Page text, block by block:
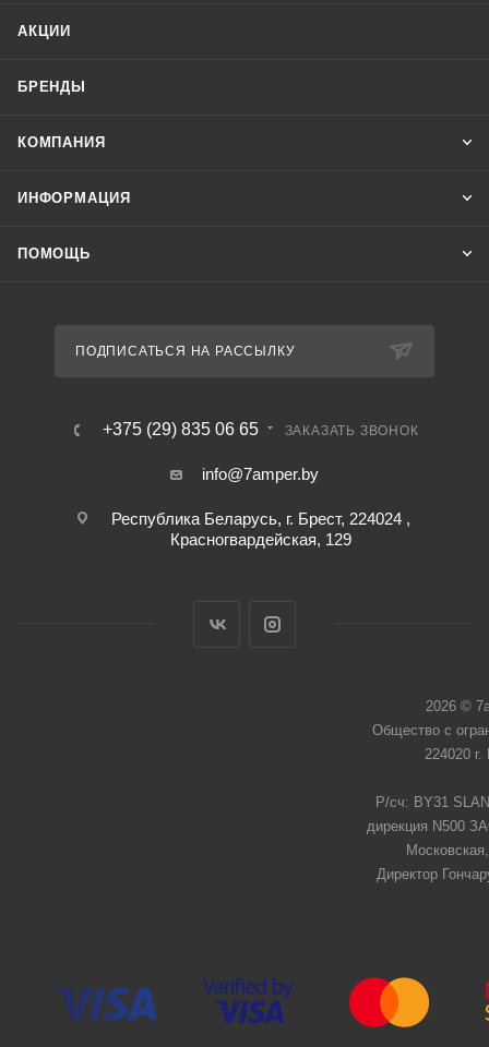
АКЦИИ
БРЕНДЫ
КОМПАНИЯ
ИНФОРМАЦИЯ
ПОМОЩЬ
ПОДПИСАТЬСЯ НА РАССЫЛКУ
+375 (29) 835 06 65 ЗАКАЗАТЬ ЗВОНОК
info@7amper.by
Республика Беларусь, г. Брест, 224024 ,
Красногвардейская, 129
2026 ©
Общество с
224020
Р/сч: BY31
дирекция N500
Директор